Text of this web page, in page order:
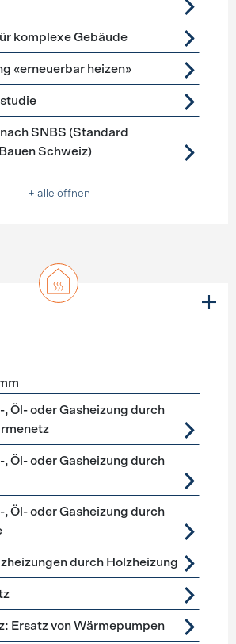
komplexe Gebäude
«erneuerbar heizen»
SNBS (Standard
Schweiz)
+ alle öffnen
Heizung
, Öl- oder Gasheizung durch
, Öl- oder Gasheizung durch
, Öl- oder Gasheizung durch
durch Holzheizung
Ersatz von Wärmepumpen